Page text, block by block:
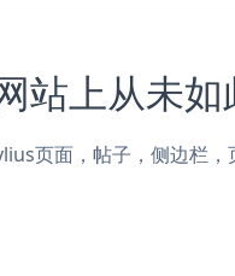
上从未如
面，帖子，侧边栏，